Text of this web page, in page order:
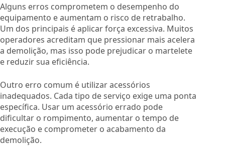
Alguns erros comprometem o desempenho do
equipamento e aumentam o risco de retrabalho.
Um dos principais é aplicar força excessiva. Muitos
operadores acreditam que pressionar mais acelera
a demolição, mas isso pode prejudicar o martelete
e reduzir sua eficiência.
Outro erro comum é utilizar acessórios
inadequados. Cada tipo de serviço exige uma ponta
específica. Usar um acessório errado pode
dificultar o rompimento, aumentar o tempo de
execução e comprometer o acabamento da
demolição.